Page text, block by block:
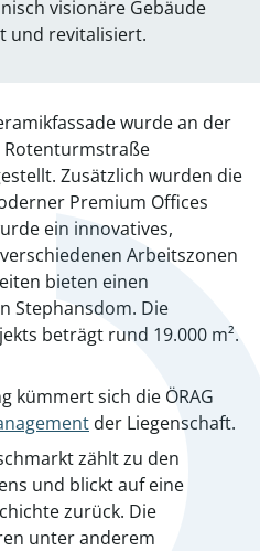
visionäre Gebäude
und revitalisiert.
wurde an der
Rotenturmstraße
Zusätzlich wurden die
Premium Offices
ein innovatives,
Arbeitszonen
bieten einen
Stephansdom. Die
beträgt rund 19.000 m².
kümmert sich die ÖRAG
der Liegenschaft.
zählt zu den
und blickt auf eine
zurück. Die
unter anderem